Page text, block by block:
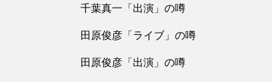
千葉真一「出演」の噂
田原俊彦「ライブ」の噂
田原俊彦「出演」の噂